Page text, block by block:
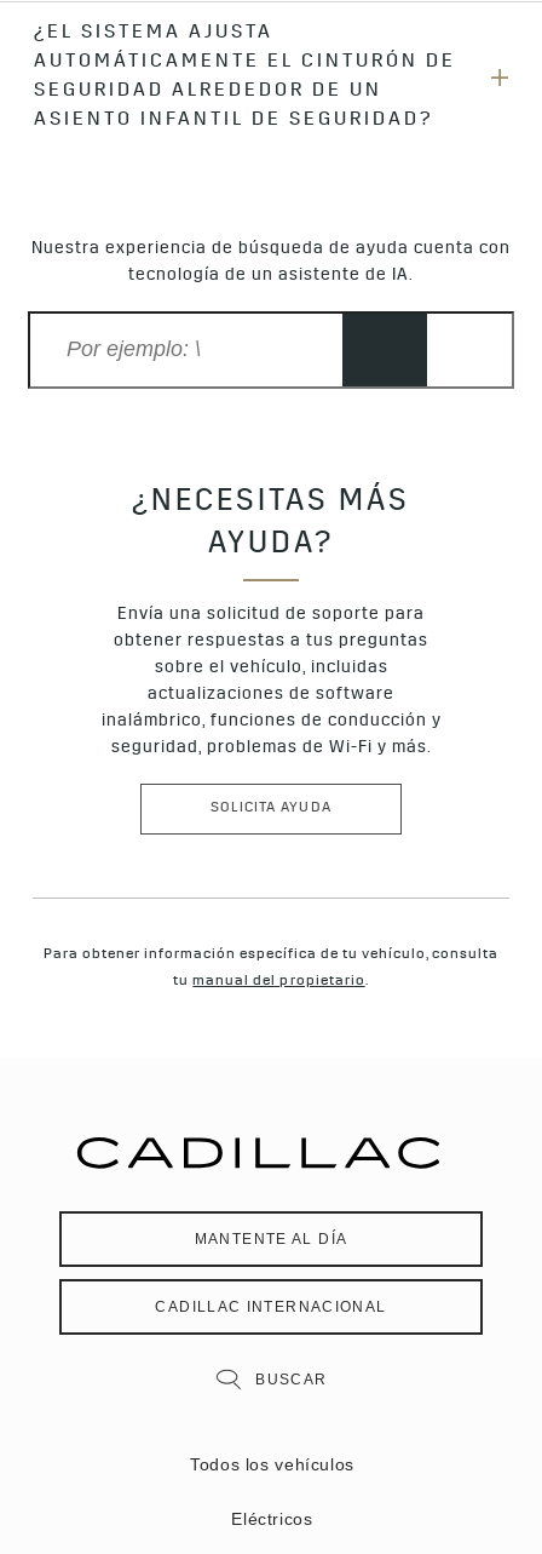
No, no hay una opción para desactivar la función. La función
de ajuste es automática con el uso del cinturón de
seguridad en vehículos que incluyen el ajuste automático
del cinturón de seguridad.
¿EL SISTEMA AJUSTA
AUTOMÁTICAMENTE EL CINTURÓN DE
SEGURIDAD ALREDEDOR DE UN
ASIENTO INFANTIL DE SEGURIDAD?
mantener el asiento infantil en posición contra el asiento.
El ajuste automático del cinturón de seguridad no afecta ni
Nuestra experiencia de búsqueda de ayuda cuenta con
tecnología de un asistente de IA.
¿NECESITAS MÁS
AYUDA?
Envía una solicitud de soporte para
obtener respuestas a tus preguntas
sobre el vehículo, incluidas
actualizaciones de software
inalámbrico, funciones de conducción y
seguridad, problemas de Wi-Fi y más.
SOLICITA AYUDA
Para obtener información específica de tu vehículo, consulta
tumanual del propietario.